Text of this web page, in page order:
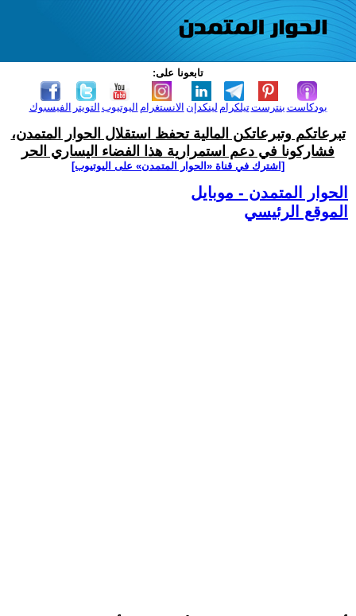
تابعونا على:
الفيسبوك التويتر اليوتيوب الانستغرام لينكدإن تيلكرامبنترست بودكاست
تبرعاتكم وتبرعاتكن المالية تحفظ استقلال الحوار المتمدن،
فشاركونا في دعم استمرارية هذا الفضاء اليساري الحر
[اشترك في قناة ‫«الحوار المتمدن» على اليوتيوب]
الحوار المتمدن - موبايل
الموقع الرئيسي